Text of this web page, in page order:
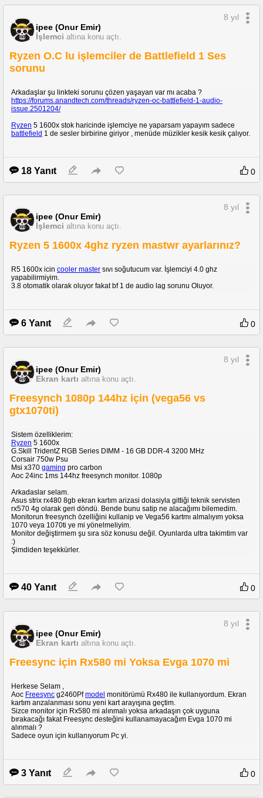
ipee (Onur Emir)
İşlemci altına konu açtı.
8 yıl
Ryzen O.C lu işlemciler de Battlefield 1 Ses
sorunu
Arkadaşlar şu linkteki sorunu çözen yaşayan var mı acaba ?
https://forums.anandtech.com/threads/ryzen-oc-battlefield-1-audio-
issue.2501204/
Ryzen 5 1600x stok haricinde işlemciye ne yaparsam yapayım sadece
battlefield 1 de sesler birbirine giriyor , menüde müzikler kesik kesik çalıyor.
18 Yanıt 0
ipee (Onur Emir)
İşlemci altına konu açtı.
8 yıl
Ryzen 5 1600x 4ghz ryzen mastwr ayarlarınız?
R5 1600x icin cooler master sıvı soğutucum var. İşlemciyi 4.0 ghz
yapabilirmiyim.
3.8 otomatik olarak oluyor fakat bf 1 de audio lag sorunu Oluyor.
6 Yanıt 0
ipee (Onur Emir)
Ekran kartı altına konu açtı.
8 yıl
Freesynch 1080p 144hz için (vega56 vs
gtx1070ti)
Sistem özelliklerim:
Ryzen 5 1600x
G.Skill TridentZ RGB Series DIMM - 16 GB DDR-4 3200 MHz
Corsair 750w Psu
Msi x370 gaming pro carbon
Aoc 24inc 1ms 144hz freesynch monitor. 1080p
Arkadaslar selam.
Asus strix rx480 8gb ekran kartım arizasi dolasiyla gittiği teknik servisten
rx570 4g olarak geri döndü. Bende bunu satip ne alacağımı bilemedim.
Monitorun freesynch özelliğini kullanip ve Vega56 kartmı almalıyım yoksa
1070 veya 1070ti ye mi yönelmeliyim.
Monitor değiştirmem şu sıra söz konusu değil. Oyunlarda ultra takimtim var
:)
Şimdiden teşekkürler.
40 Yanıt 0
ipee (Onur Emir)
Ekran kartı altına konu açtı.
8 yıl
Freesync için Rx580 mi Yoksa Evga 1070 mi
Herkese Selam ,
Aoc Freesync g2460Pfmodel monitörümü Rx480 ile kullanıyordum. Ekran
kartım arızalanması sonu yeni kart arayışına geçtim.
Sizce monitor için Rx580 mi alınmalı yoksa arkadaşın çok uyguna
bırakacağı fakat Freesync desteğini kullanamayacağım Evga 1070 mi
alınmalı ?
Sadece oyun için kullanıyorum Pc yi.
3 Yanıt 0